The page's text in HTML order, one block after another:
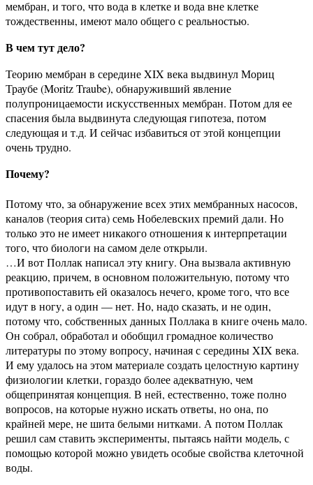
мембран, и того, что вода в клетке и вода вне клетке
тождественны, имеют мало общего с реальностью.
В чем тут дело?
Теорию мембран в середине XIX века выдвинул Мориц
Траубе (Moritz Traube), обнаруживший явление
полупроницаемости искусственных мембран. Потом для ее
спасения была выдвинута следующая гипотеза, потом
следующая и т.д. И сейчас избавиться от этой концепции
очень трудно.
Почему?
Потому что, за обнаружение всех этих мембранных насосов,
каналов (теория сита) семь Нобелевских премий дали. Но
только это не имеет никакого отношения к интерпретации
того, что биологи на самом деле открыли.
…И вот Поллак написал эту книгу. Она вызвала активную
реакцию, причем, в основном положительную, потому что
противопоставить ей оказалось нечего, кроме того, что все
идут в ногу, а один — нет. Но, надо сказать, и не один,
потому что, собственных данных Поллака в книге очень мало.
Он собрал, обработал и обобщил громадное количество
литературы по этому вопросу, начиная с середины XIX века.
И ему удалось на этом материале создать целостную картину
физиологии клетки, гораздо более адекватную, чем
общепринятая концепция. В ней, естественно, тоже полно
вопросов, на которые нужно искать ответы, но она, по
крайней мере, не шита белыми нитками. А потом Поллак
решил сам ставить эксперименты, пытаясь найти модель, с
помощью которой можно увидеть особые свойства клеточной
воды.